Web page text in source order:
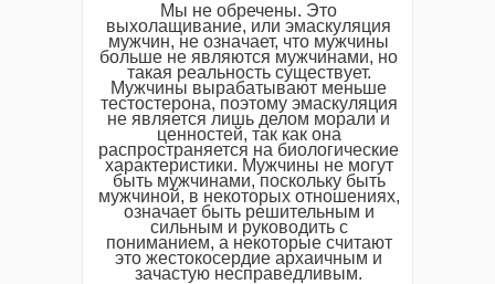
Мы не обречены. Это
выхолащивание, или эмаскуляция
мужчин, не означает, что мужчины
больше не являются мужчинами, но
такая реальность существует.
Мужчины вырабатывают меньше
тестостерона, поэтому эмаскуляция
не является лишь делом морали и
ценностей, так как она
распространяется на биологические
характеристики. Мужчины не могут
быть мужчинами, поскольку быть
мужчиной, в некоторых отношениях,
означает быть решительным и
сильным и руководить с
пониманием, а некоторые считают
это жестокосердие архаичным и
зачастую несправедливым.